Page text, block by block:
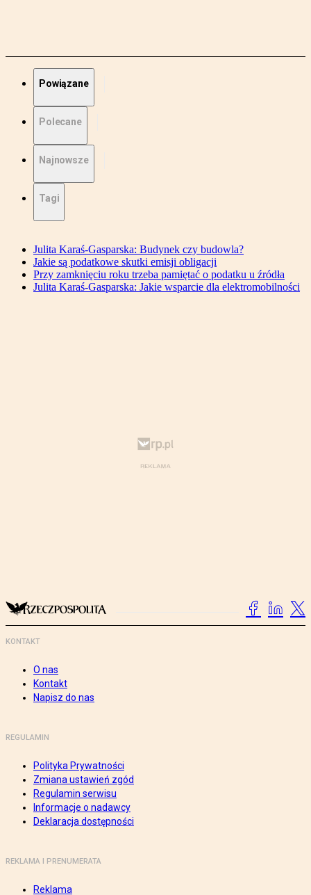
Powiązane
Polecane
Najnowsze
Tagi
Julita Karaś-Gasparska: Budynek czy budowla?
Jakie są podatkowe skutki emisji obligacji
Przy zamknięciu roku trzeba pamiętać o podatku u źródła
Julita Karaś-Gasparska: Jakie wsparcie dla elektromobilności
KONTAKT
O nas
Kontakt
Napisz do nas
REGULAMIN
Polityka Prywatności
Zmiana ustawień zgód
Regulamin serwisu
Informacje o nadawcy
Deklaracja dostępności
REKLAMA I PRENUMERATA
Reklama